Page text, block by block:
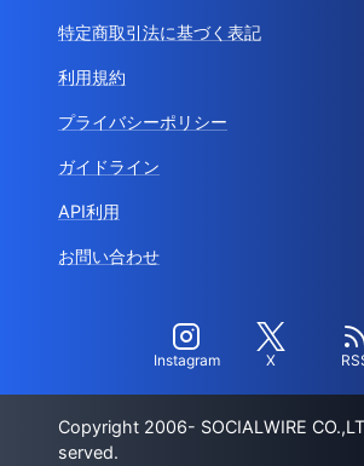
特定商取引法に基づく表記
利用規約
プライバシーポリシー
ガイドライン
API利用
お問い合わせ
Instagram X
Copyright 2006- SOCIALWIRE
served.